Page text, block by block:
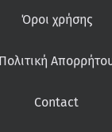
Όροι χρήσης
Πολιτική
Contact